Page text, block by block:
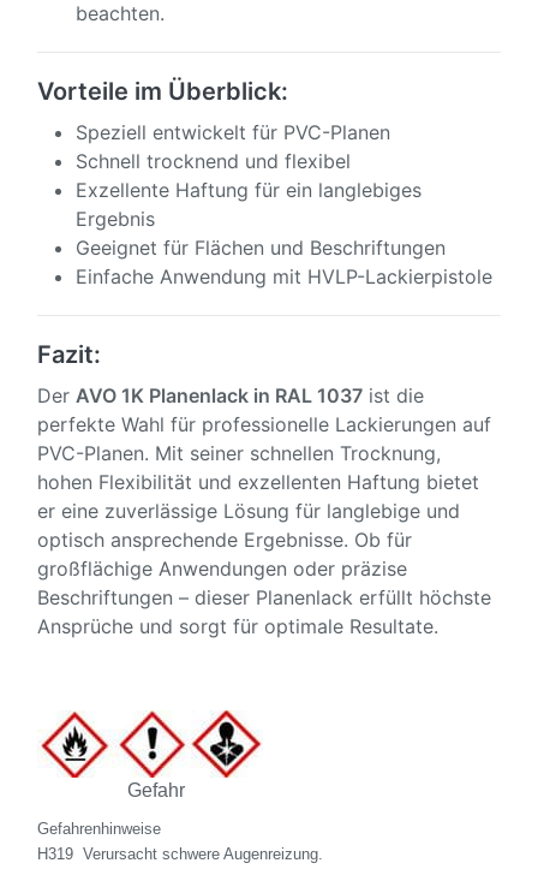
beachten.
Vorteile im Überblick:
Speziell entwickelt für PVC-Planen
Schnell trocknend und flexibel
Exzellente Haftung für ein langlebiges
Ergebnis
Geeignet für Flächen und Beschriftungen
Einfache Anwendung mit HVLP-Lackierpistole
Fazit:
Der AVO 1K Planenlack in RAL 1037 ist die
perfekte Wahl für professionelle Lackierungen auf
PVC-Planen. Mit seiner schnellen Trocknung,
hohen Flexibilität und exzellenten Haftung bietet
er eine zuverlässige Lösung für langlebige und
optisch ansprechende Ergebnisse. Ob für
großflächige Anwendungen oder präzise
Beschriftungen – dieser Planenlack erfüllt höchste
Ansprüche und sorgt für optimale Resultate.
Gefahr
Gefahrenhinweise
H319 ­ Verursacht schwere Augenreizung.